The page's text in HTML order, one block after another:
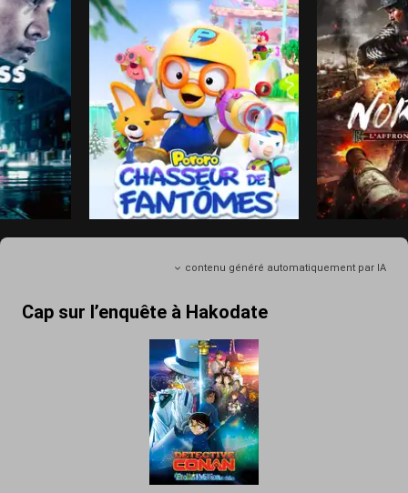
contenu généré automatiquement par IA
Cap sur l’enquête à Hakodate